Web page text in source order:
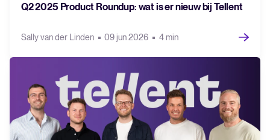
Q2 2025 Product Roundup: wat is er nieuw bij Tellent
Sally van der Linden 09 jun 2026 4 min